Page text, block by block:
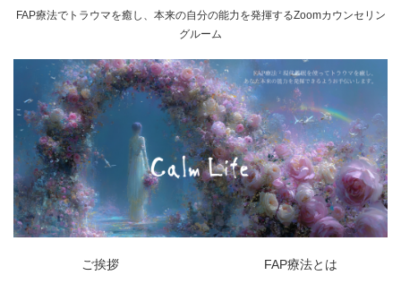
FAP療法でトラウマを癒し、本来の自分の能力を発揮するZoomカウンセリン
グルーム
ご挨拶
FAP療法とは